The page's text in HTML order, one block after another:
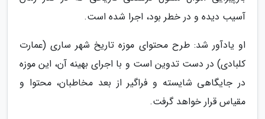
آسیب دیده و در خطر بود، اجرا شده است.
او یادآور شد: طرح محتوای موزه تاریخ شهر ساری (عمارت
کلبادی) در دست تدوین است و با اجرای بهینه آن، این موزه
در جایگاهی شایسته و فراگیر از بعد مخاطبان، محتوا و
مقیاس قرار خواهد گرفت.